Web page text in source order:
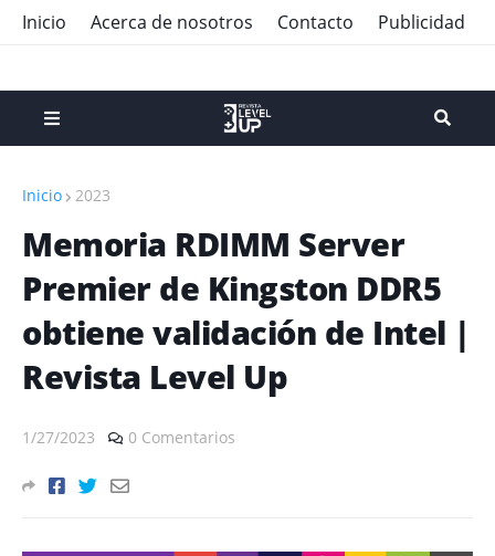
Inicio Acerca de nosotros Contacto Publicidad
Inicio 2023
Memoria RDIMM Server
Premier de Kingston DDR5
obtiene validación de Intel |
Revista Level Up
1/27/2023 0 Comentarios